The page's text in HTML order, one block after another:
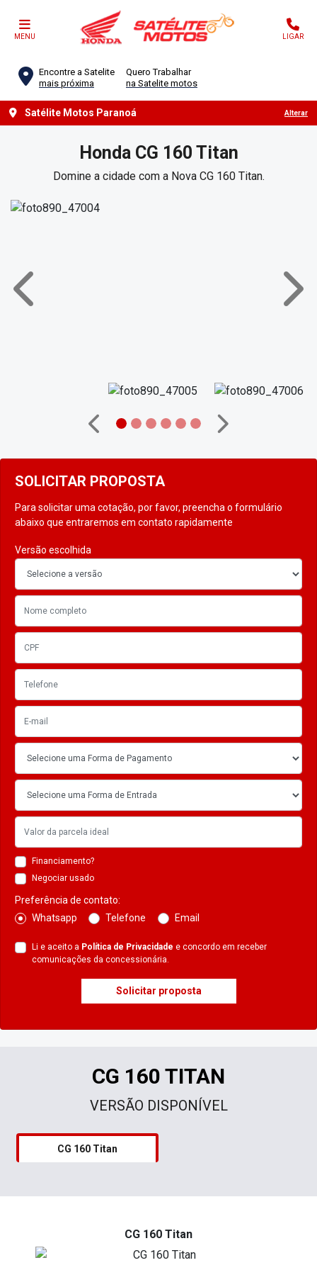
MENU LIGAR
Encontre a Satelite
mais próxima
Quero Trabalhar
na Satelite motos
Satélite Motos Paranoá Alterar
HondaCG 160 Titan
Domine a cidade com a Nova CG 160 Titan.
SOLICITAR PROPOSTA
Para solicitar uma cotação, por favor, preencha o formulário
abaixo que entraremos em contato rapidamente
Versão escolhida
Financiamento?
Negociar usado
Preferência de contato:
Whatsapp
Telefone Email
Li e aceito a Política de Privacidade e concordo em receber
comunicações da concessionária.
Solicitar proposta
Anterior
Anterior Próximo
CG 160 TITAN
VERSÃO DISPONÍVEL
CG 160 Titan
CG 160 Titan